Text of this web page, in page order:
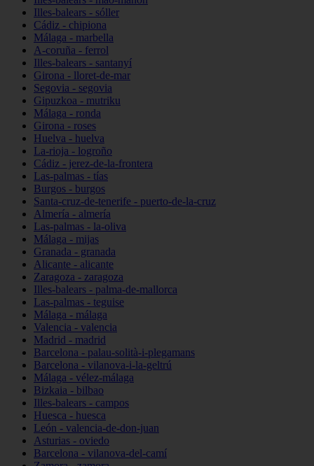
Illes-balears - sóller
Cádiz - chipiona
Málaga - marbella
A-coruña - ferrol
Illes-balears - santanyí
Girona - lloret-de-mar
Segovia - segovia
Gipuzkoa - mutriku
Málaga - ronda
Girona - roses
Huelva - huelva
La-rioja - logroño
Cádiz - jerez-de-la-frontera
Las-palmas - tías
Burgos - burgos
Santa-cruz-de-tenerife - puerto-de-la-cruz
Almería - almería
Las-palmas - la-oliva
Málaga - mijas
Granada - granada
Alicante - alicante
Zaragoza - zaragoza
Illes-balears - palma-de-mallorca
Las-palmas - teguise
Málaga - málaga
Valencia - valencia
Madrid - madrid
Barcelona - palau-solità-i-plegamans
Barcelona - vilanova-i-la-geltrú
Málaga - vélez-málaga
Bizkaia - bilbao
Illes-balears - campos
Huesca - huesca
León - valencia-de-don-juan
Asturias - oviedo
Barcelona - vilanova-del-camí